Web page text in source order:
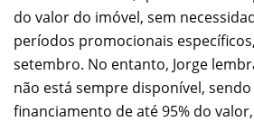
do valor do imóvel, sem
períodos promocionais
setembro. No entanto, Jorge
não está sempre disponível,
financiamento de até 95% do